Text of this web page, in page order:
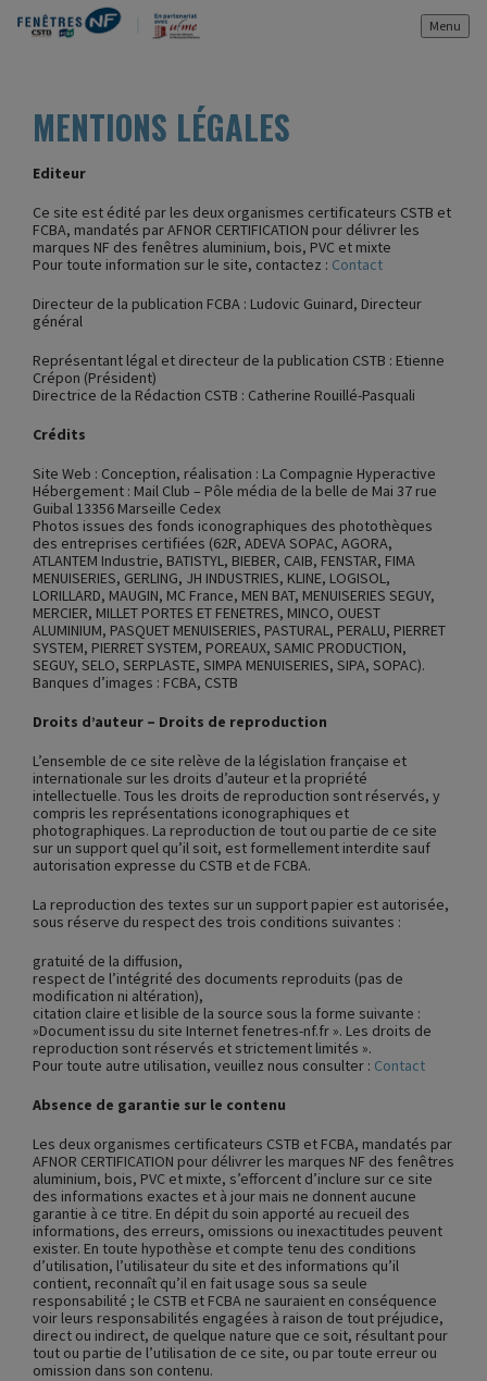
Menu
MENTIONS LÉGALES
Editeur
Ce site est édité par les deux organismes certificateurs CSTB et
FCBA, mandatés par AFNOR CERTIFICATION pour délivrer les
marques NF des fenêtres aluminium, bois, PVC et mixte
Pour toute information sur le site, contactez : Contact
Directeur de la publication FCBA : Ludovic Guinard, Directeur
général
Représentant légal et directeur de la publication CSTB : Etienne
Crépon (Président)
Directrice de la Rédaction CSTB : Catherine Rouillé-Pasquali
Crédits
Site Web : Conception, réalisation : La Compagnie Hyperactive
Hébergement : Mail Club – Pôle média de la belle de Mai 37 rue
Guibal 13356 Marseille Cedex
Photos issues des fonds iconographiques des photothèques
des entreprises certifiées (62R, ADEVA SOPAC, AGORA,
ATLANTEM Industrie, BATISTYL, BIEBER, CAIB, FENSTAR, FIMA
MENUISERIES, GERLING, JH INDUSTRIES, KLINE, LOGISOL,
LORILLARD, MAUGIN, MC France, MEN BAT, MENUISERIES SEGUY,
MERCIER, MILLET PORTES ET FENETRES, MINCO, OUEST
ALUMINIUM, PASQUET MENUISERIES, PASTURAL, PERALU, PIERRET
SYSTEM, PIERRET SYSTEM, POREAUX, SAMIC PRODUCTION,
SEGUY, SELO, SERPLASTE, SIMPA MENUISERIES, SIPA, SOPAC).
Banques d’images : FCBA, CSTB
Droits d’auteur – Droits de reproduction
L’ensemble de ce site relève de la législation française et
internationale sur les droits d’auteur et la propriété
intellectuelle. Tous les droits de reproduction sont réservés, y
compris les représentations iconographiques et
photographiques. La reproduction de tout ou partie de ce site
sur un support quel qu’il soit, est formellement interdite sauf
autorisation expresse du CSTB et de FCBA.
La reproduction des textes sur un support papier est autorisée,
sous réserve du respect des trois conditions suivantes :
gratuité de la diffusion,
respect de l’intégrité des documents reproduits (pas de
modification ni altération),
citation claire et lisible de la source sous la forme suivante :
»Document issu du site Internet fenetres-nf.fr ». Les droits de
reproduction sont réservés et strictement limités ».
Pour toute autre utilisation, veuillez nous consulter : Contact
Absence de garantie sur le contenu
Les deux organismes certificateurs CSTB et FCBA, mandatés par
AFNOR CERTIFICATION pour délivrer les marques NF des fenêtres
aluminium, bois, PVC et mixte, s’efforcent d’inclure sur ce site
des informations exactes et à jour mais ne donnent aucune
garantie à ce titre. En dépit du soin apporté au recueil des
informations, des erreurs, omissions ou inexactitudes peuvent
exister. En toute hypothèse et compte tenu des conditions
d’utilisation, l’utilisateur du site et des informations qu’il
contient, reconnaît qu’il en fait usage sous sa seule
responsabilité ; le CSTB et FCBA ne sauraient en conséquence
voir leurs responsabilités engagées à raison de tout préjudice,
direct ou indirect, de quelque nature que ce soit, résultant pour
tout ou partie de l’utilisation de ce site, ou par toute erreur ou
omission dans son contenu.